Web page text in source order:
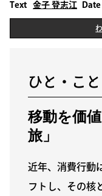
う子どもたちへの支
に参加すると同時に
ポートしてきました
Text 金子 登志江 Date
THIS IS
ひと・こと
移動を価
旅」
近年、消費行動
フトし、その核